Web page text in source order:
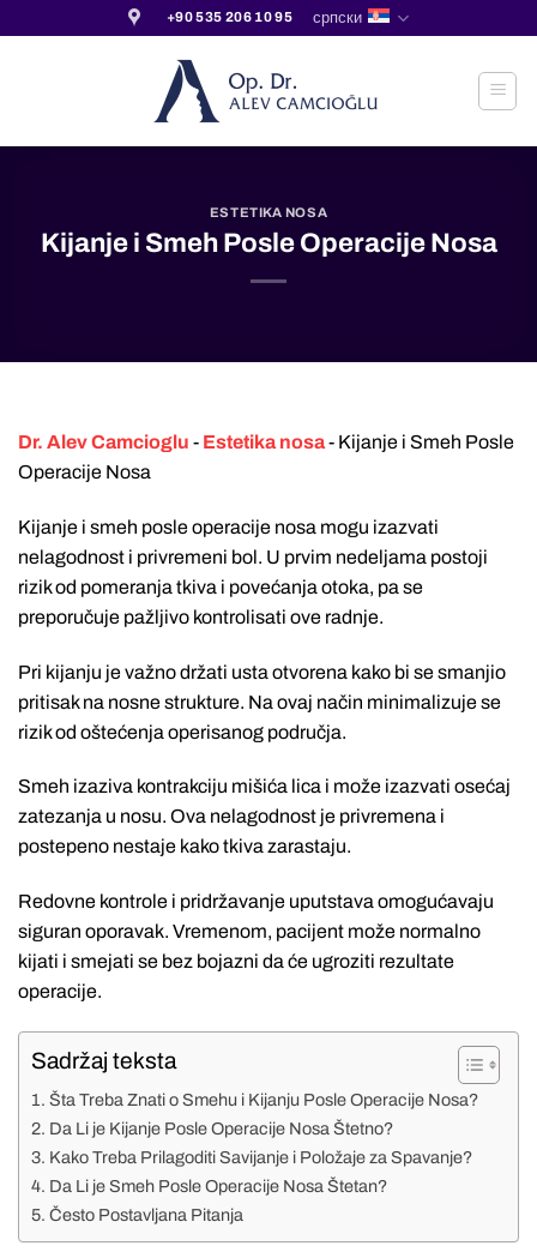
+90 535 206 10 95 српски
ESTETIKA NOSA
Kijanje i Smeh Posle Operacije Nosa
Dr. Alev Camcioglu - Estetika nosa- Kijanje i Smeh Posle
Operacije Nosa
Kijanje i smeh posle operacije nosa mogu izazvati
nelagodnost i privremeni bol. U prvim nedeljama postoji
rizik od pomeranja tkiva i povećanja otoka, pa se
preporučuje pažljivo kontrolisati ove radnje.
Pri kijanju je važno držati usta otvorena kako bi se smanjio
pritisak na nosne strukture. Na ovaj način minimalizuje se
rizik od oštećenja operisanog područja.
Smeh izaziva kontrakciju mišića lica i može izazvati osećaj
zatezanja u nosu. Ova nelagodnost je privremena i
postepeno nestaje kako tkiva zarastaju.
Redovne kontrole i pridržavanje uputstava omogućavaju
siguran oporavak. Vremenom, pacijent može normalno
kijati i smejati se bez bojazni da će ugroziti rezultate
operacije.
Sadržaj teksta
Šta Treba Znati o Smehu i Kijanju Posle Operacije Nosa?
Da Li je Kijanje Posle Operacije Nosa Štetno?
Kako Treba Prilagoditi Savijanje i Položaje za Spavanje?
Da Li je Smeh Posle Operacije Nosa Štetan?
Često Postavljana Pitanja